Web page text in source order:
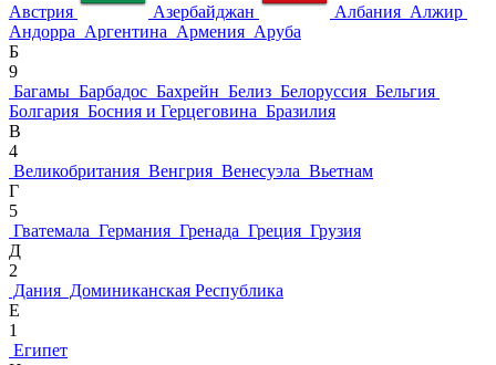
Австрия Азербайджан Албания Алжир
Андорра Аргентина Армения Аруба
Б
9
Багамы Барбадос Бахрейн Белиз Белоруссия Бельгия
Болгария Босния и Герцеговина Бразилия
В
4
Великобритания Венгрия Венесуэла Вьетнам
Г
5
Гватемала Германия Гренада Греция Грузия
Д
2
Дания Доминиканская Республика
Е
1
Египет